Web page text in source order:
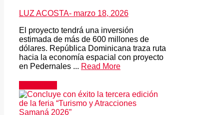
LUZ ACOSTA- marzo 18, 2026
El proyecto tendrá una inversión
estimada de más de 600 millones de
dólares. República Dominicana traza ruta
hacia la economía espacial con proyecto
en Pedernales ... Read More